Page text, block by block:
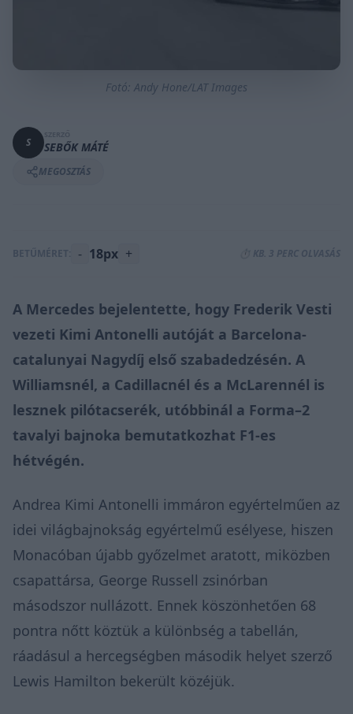
Fotó: Andy Hone/LAT Images
S SEBŐK MÁTÉ
MEGOSZTÁS
BETŰMÉRET: - 18px + ⏱️ KB. 3 PERC OLVASÁS
A Mercedes bejelentette, hogy Frederik Vesti
vezeti Kimi Antonelli autóját a Barcelona-
catalunyai Nagydíj első szabadedzésén. A
Williamsnél, a Cadillacnél és a McLarennél is
lesznek pilótacserék, utóbbinál a Forma–2
tavalyi bajnoka bemutatkozhat F1-es
hétvégén.
Andrea Kimi Antonelli immáron egyértelműen az
idei világbajnokság egyértelmű esélyese, hiszen
Monacóban újabb győzelmet aratott, miközben
csapattársa, George Russell zsinórban
másodszor nullázott. Ennek köszönhetően 68
pontra nőtt köztük a különbség a tabellán,
ráadásul a hercegségben második helyet szerző
Lewis Hamilton bekerült közéjük.